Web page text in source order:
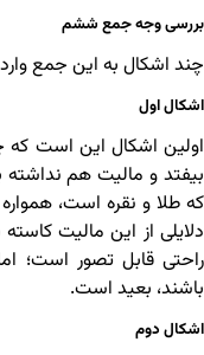
بررسی وجه جمع ششم
چند اشکال به این جمع
اشکال اول
اولین اشکال این است که
بیفتد و مالیت هم نداشته
که طلا و نقره است،
دلایلی از این مالیت
راحتی قابل تصور است؛
باشند، بعید است.
اشکال دوم